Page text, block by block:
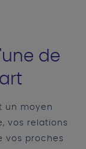
de
un moyen
vos relations
vos proches